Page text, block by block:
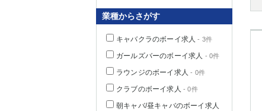
業種からさがす
キャバクラのボーイ求人 - 3件
ガールズバーのボーイ求人 - 0件
ラウンジのボーイ求人 - 0件
クラブのボーイ求人 - 0件
朝キャバ/昼キャバのボーイ求人
千葉県